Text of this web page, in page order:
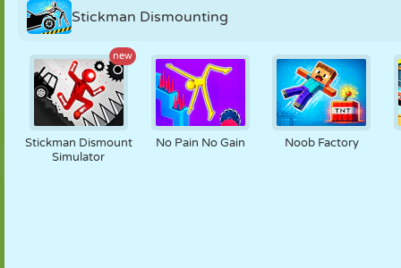
Stickman Dismounting
new
Stickman Dismount
Simulator
No Pain No Gain Noob Factory